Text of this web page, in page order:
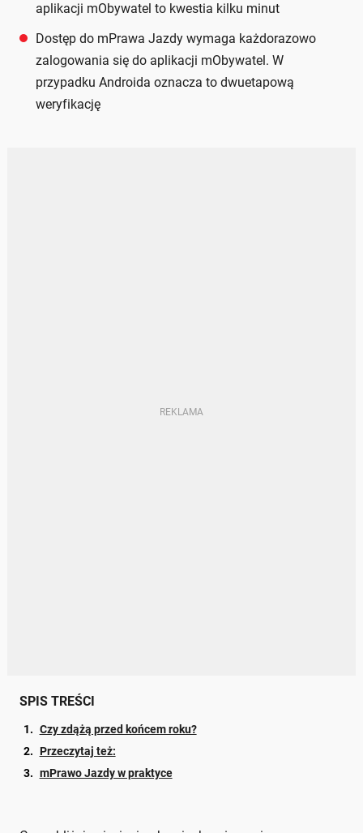
aplikacji mObywatel to kwestia kilku minut
Dostęp do mPrawa Jazdy wymaga każdorazowo
zalogowania się do aplikacji mObywatel. W
przypadku Androida oznacza to dwuetapową
weryfikację
SPIS TREŚCI
Czy zdążą przed końcem roku?
Przeczytaj też:
mPrawo Jazdy w praktyce